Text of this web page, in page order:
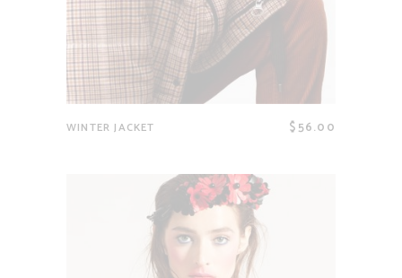
WINTER JACKET $56.00